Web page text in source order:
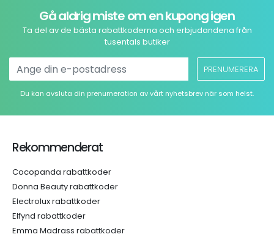
Gå aldrig miste om en kupong igen
Ta del av de bästa rabattkoderna och erbjudandena från
tusentals butiker
PRENUMERERA
Du kan avsluta din prenumeration av vårt nyhetsbrev när som helst.
Rekommenderat
Cocopanda rabattkoder
Donna Beauty rabattkoder
Electrolux rabattkoder
Elfynd rabattkoder
Emma Madrass rabattkoder